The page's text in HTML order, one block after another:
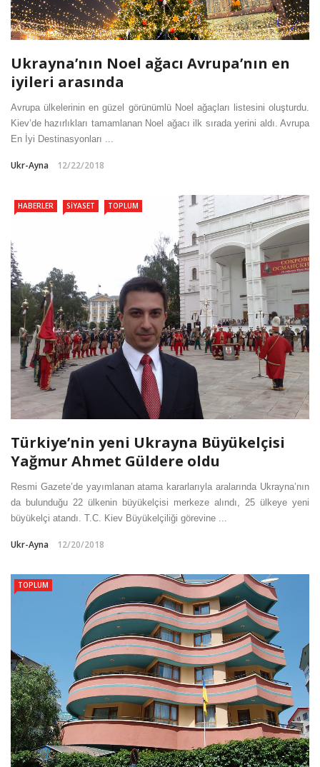
Ukrayna’nın Noel ağacı Avrupa’nın en
iyileri arasında
Avrupa ülkelerinin en güzel görünümlü Noel ağaçları listesini oluşturdu.
Kiev’de hazırlıkları tamamlanan Noel ağacı ilk sırada yerini aldı. Avrupa
En İyi Destinasyonları ...
Ukr-Ayna 12/22/2018
HABERLER SIYASET TOPLUM
Türkiye’nin yeni Ukrayna Büyükelçisi
Yağmur Ahmet Güldere oldu
Resmi Gazete’de yayımlanan atama kararlarıyla aralarında Ukrayna’nın
da bulunduğu 22 ülkenin büyükelçisi merkeze alındı, 25 ülkeye yeni
büyükelçi atandı. T.C. Kiev Büyükelçiliği görevine ...
Ukr-Ayna 12/20/2018
TOPLUM